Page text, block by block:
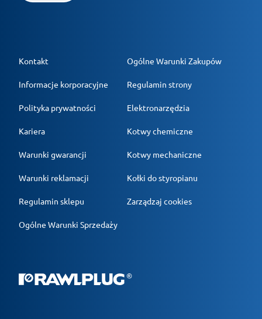
Kontakt
Informacje korporacyjne
Polityka prywatności
Kariera
Warunki gwarancji
Warunki reklamacji
Regulamin sklepu
Ogólne Warunki Sprzedaży
Ogólne Warunki Zakupów
Regulamin strony
Elektronarzędzia
Kotwy chemiczne
Kotwy mechaniczne
Kołki do styropianu
Zarządzaj cookies